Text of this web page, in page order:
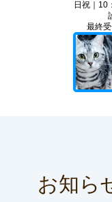
日祝｜10
最終
お知ら